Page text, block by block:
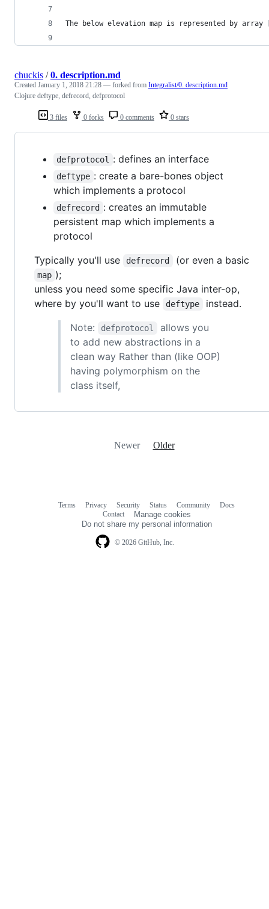
The below elevation map is represented by
3 files 0 forks 0 comments 0 stars
chuckis /0. description.md
Created January 1, 2018 21:28 — forked from Integralist/0. description.md
Clojure deftype, defrecord, defprotocol
defprotocol : defines an interface
deftype : create a bare-bones object
which implements a protocol
defrecord : creates an immutable
persistent map which implements a
protocol
Typically you'll use
defrecord (or even a basic
map );
unless you need some specific Java inter-op,
where by you'll want to use
deftype
instead.
Note:
defprotocol
allows you
to add new abstractions in a
clean way Rather than (like OOP)
having polymorphism on the
class itself,
Newer Older
© 2026 GitHub, Inc.
Terms Privacy Security Status Community
Docs
Contact
Manage cookies
Do not share my personal information